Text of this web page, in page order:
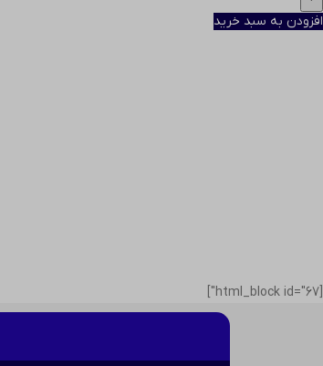
افزودن به سبد خرید
[html_block id="67"]